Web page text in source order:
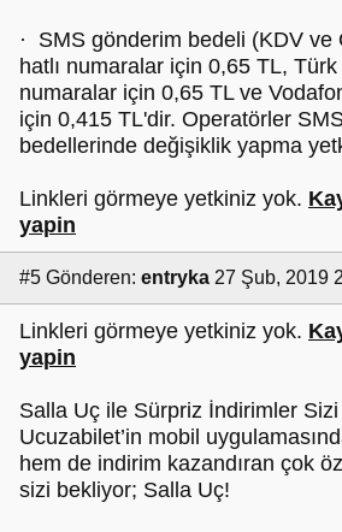
· SMS gönderim bedeli (KDV ve
hatlı numaralar için 0,65 TL, Türk
numaralar için 0,65 TL ve
için 0,415 TL'dir. Operatörler
bedellerinde değişiklik yapma
Linkleri görmeye yetkiniz yok.
yapin
#5 Gönderen: entryka 27 Şub, 2019
Linkleri görmeye yetkiniz yok.
yapin
Salla Uç ile Sürpriz İndirimler
Ucuzabilet’in mobil
hem de indirim kazandıran çok
sizi bekliyor; Salla Uç!